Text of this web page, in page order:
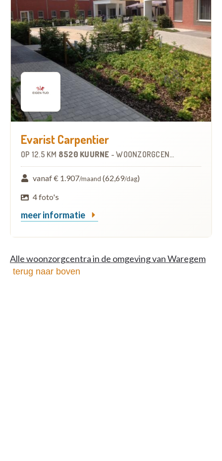
Evarist Carpentier
OP 12.5 KM 8520 KUURNE -WOONZORGCENTRUM (WZC)
vanaf € 1.907/maand (62,69/dag)
4 foto's
meer informatie
Alle woonzorgcentra in de omgeving van Waregem
terug naar boven